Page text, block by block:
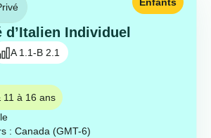
d’Italien Individuel
Enfants
A 1.1-B 2.1
11 à 16 ans
: Canada (GMT-6)